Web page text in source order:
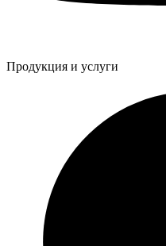
Продукция и услуги